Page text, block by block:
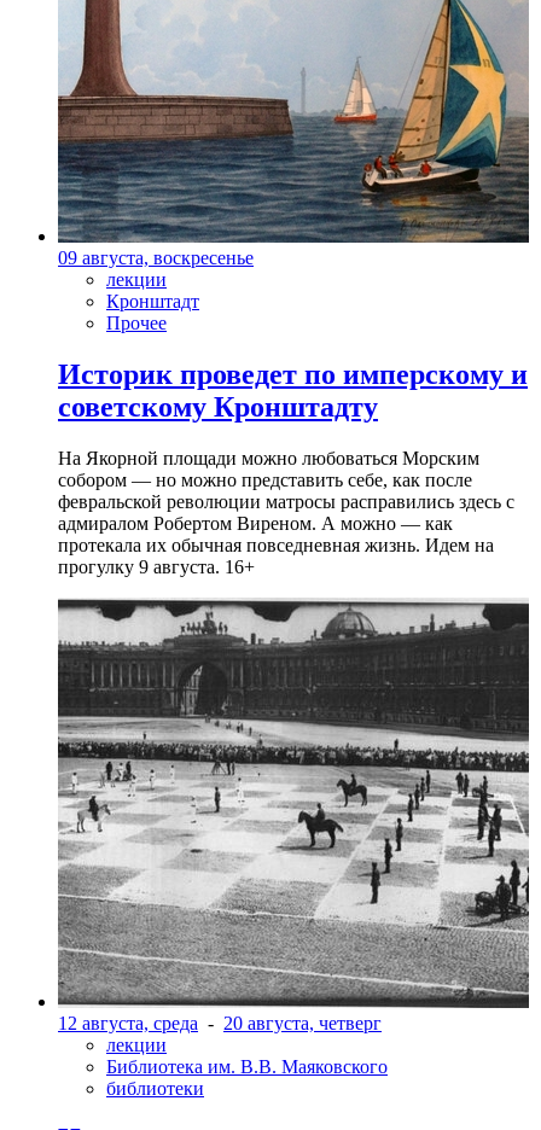
09 августа, воскресенье
лекции
Кронштадт
Прочее
Историк проведет по имперскому и
советскому Кронштадту
На Якорной площади можно любоваться Морским
собором — но можно представить себе, как после
февральской революции матросы расправились здесь с
адмиралом Робертом Виреном. А можно — как
протекала их обычная повседневная жизнь. Идем на
прогулку 9 августа. 16+
12 августа, среда - 20 августа, четверг
лекции
Библиотека им. В.В. Маяковского
библиотеки